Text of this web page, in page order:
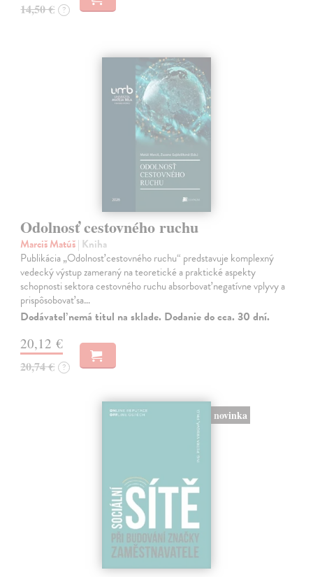
14,50 € ?
Odolnosť cestovného ruchu
Marciš Matúš| Kniha
Publikácia „Odolnosť cestovného ruchu“ predstavuje komplexný
vedecký výstup zameraný na teoretické a praktické aspekty
schopnosti sektora cestovného ruchu absorbovať negatívne vplyvy a
prispôsobovať sa…
Dodávateľ nemá titul na sklade. Dodanie do cca. 30 dní.
20,12 €
20,74 € ?
novinka